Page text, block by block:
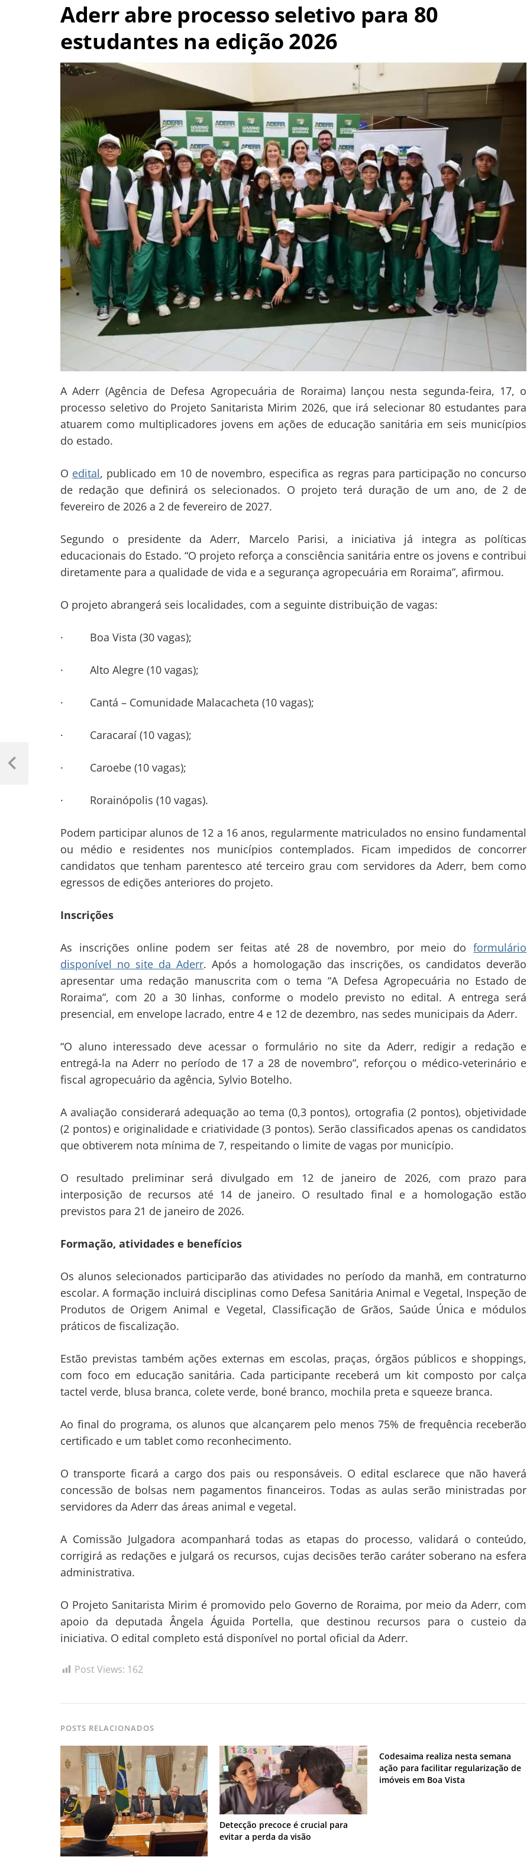
Aderr abre processo seletivo para 80
estudantes na edição 2026
A Aderr (Agência de Defesa Agropecuária de Roraima) lançou nesta segunda-feira, 17, o
processo seletivo do Projeto Sanitarista Mirim 2026, que irá selecionar 80 estudantes para
atuarem como multiplicadores jovens em ações de educação sanitária em seis municípios
do estado.
O edital, publicado em 10 de novembro, especifica as regras para participação no concurso
de redação que definirá os selecionados. O projeto terá duração de um ano, de 2 de
fevereiro de 2026 a 2 de fevereiro de 2027.
Segundo o presidente da Aderr, Marcelo Parisi, a iniciativa já integra as políticas
educacionais do Estado. “O projeto reforça a consciência sanitária entre os jovens e contribui
diretamente para a qualidade de vida e a segurança agropecuária em Roraima”, afirmou.
O projeto abrangerá seis localidades, com a seguinte distribuição de vagas:
· Boa Vista (30 vagas);
· Alto Alegre (10 vagas);
· Cantá – Comunidade Malacacheta (10 vagas);
· Caracaraí (10 vagas);
· Caroebe (10 vagas);
· Rorainópolis (10 vagas).
Podem participar alunos de 12 a 16 anos, regularmente matriculados no ensino fundamental
ou médio e residentes nos municípios contemplados. Ficam impedidos de concorrer
candidatos que tenham parentesco até terceiro grau com servidores da Aderr, bem como
egressos de edições anteriores do projeto.
Inscrições
As inscrições online podem ser feitas até 28 de novembro, por meio doformulário
disponível no site da Aderr. Após a homologação das inscrições, os candidatos deverão
apresentar uma redação manuscrita com o tema “A Defesa Agropecuária no Estado de
Roraima”, com 20 a 30 linhas, conforme o modelo previsto no edital. A entrega será
presencial, em envelope lacrado, entre 4 e 12 de dezembro, nas sedes municipais da Aderr.
“O aluno interessado deve acessar o formulário no site da Aderr, redigir a redação e
entregá‑la na Aderr no período de 17 a 28 de novembro”, reforçou o médico-veterinário e
fiscal agropecuário da agência, Sylvio Botelho.
A avaliação considerará adequação ao tema (0,3 pontos), ortografia (2 pontos), objetividade
(2 pontos) e originalidade e criatividade (3 pontos). Serão classificados apenas os candidatos
que obtiverem nota mínima de 7, respeitando o limite de vagas por município.
O resultado preliminar será divulgado em 12 de janeiro de 2026, com prazo para
interposição de recursos até 14 de janeiro. O resultado final e a homologação estão
previstos para 21 de janeiro de 2026.
Formação, atividades e benefícios
Os alunos selecionados participarão das atividades no período da manhã, em contraturno
escolar. A formação incluirá disciplinas como Defesa Sanitária Animal e Vegetal, Inspeção de
Produtos de Origem Animal e Vegetal, Classificação de Grãos, Saúde Única e módulos
práticos de fiscalização.
Estão previstas também ações externas em escolas, praças, órgãos públicos e shoppings,
com foco em educação sanitária. Cada participante receberá um kit composto por calça
tactel verde, blusa branca, colete verde, boné branco, mochila preta e squeeze branca.
Ao final do programa, os alunos que alcançarem pelo menos 75% de frequência receberão
certificado e um tablet como reconhecimento.
O transporte ficará a cargo dos pais ou responsáveis. O edital esclarece que não haverá
concessão de bolsas nem pagamentos financeiros. Todas as aulas serão ministradas por
servidores da Aderr das áreas animal e vegetal.
A Comissão Julgadora acompanhará todas as etapas do processo, validará o conteúdo,
corrigirá as redações e julgará os recursos, cujas decisões terão caráter soberano na esfera
administrativa.
O Projeto Sanitarista Mirim é promovido pelo Governo de Roraima, por meio da Aderr, com
apoio da deputada Ângela Águida Portella, que destinou recursos para o custeio da
iniciativa. O edital completo está disponível no portal oficial da Aderr.
Post Views: 162
POSTS RELACIONADOS
Detecção precoce é crucial para
evitar a perda da visão
Codesaima realiza nesta semana
ação para facilitar regularização de
imóveis em Boa Vista
Navegação
de
Previous